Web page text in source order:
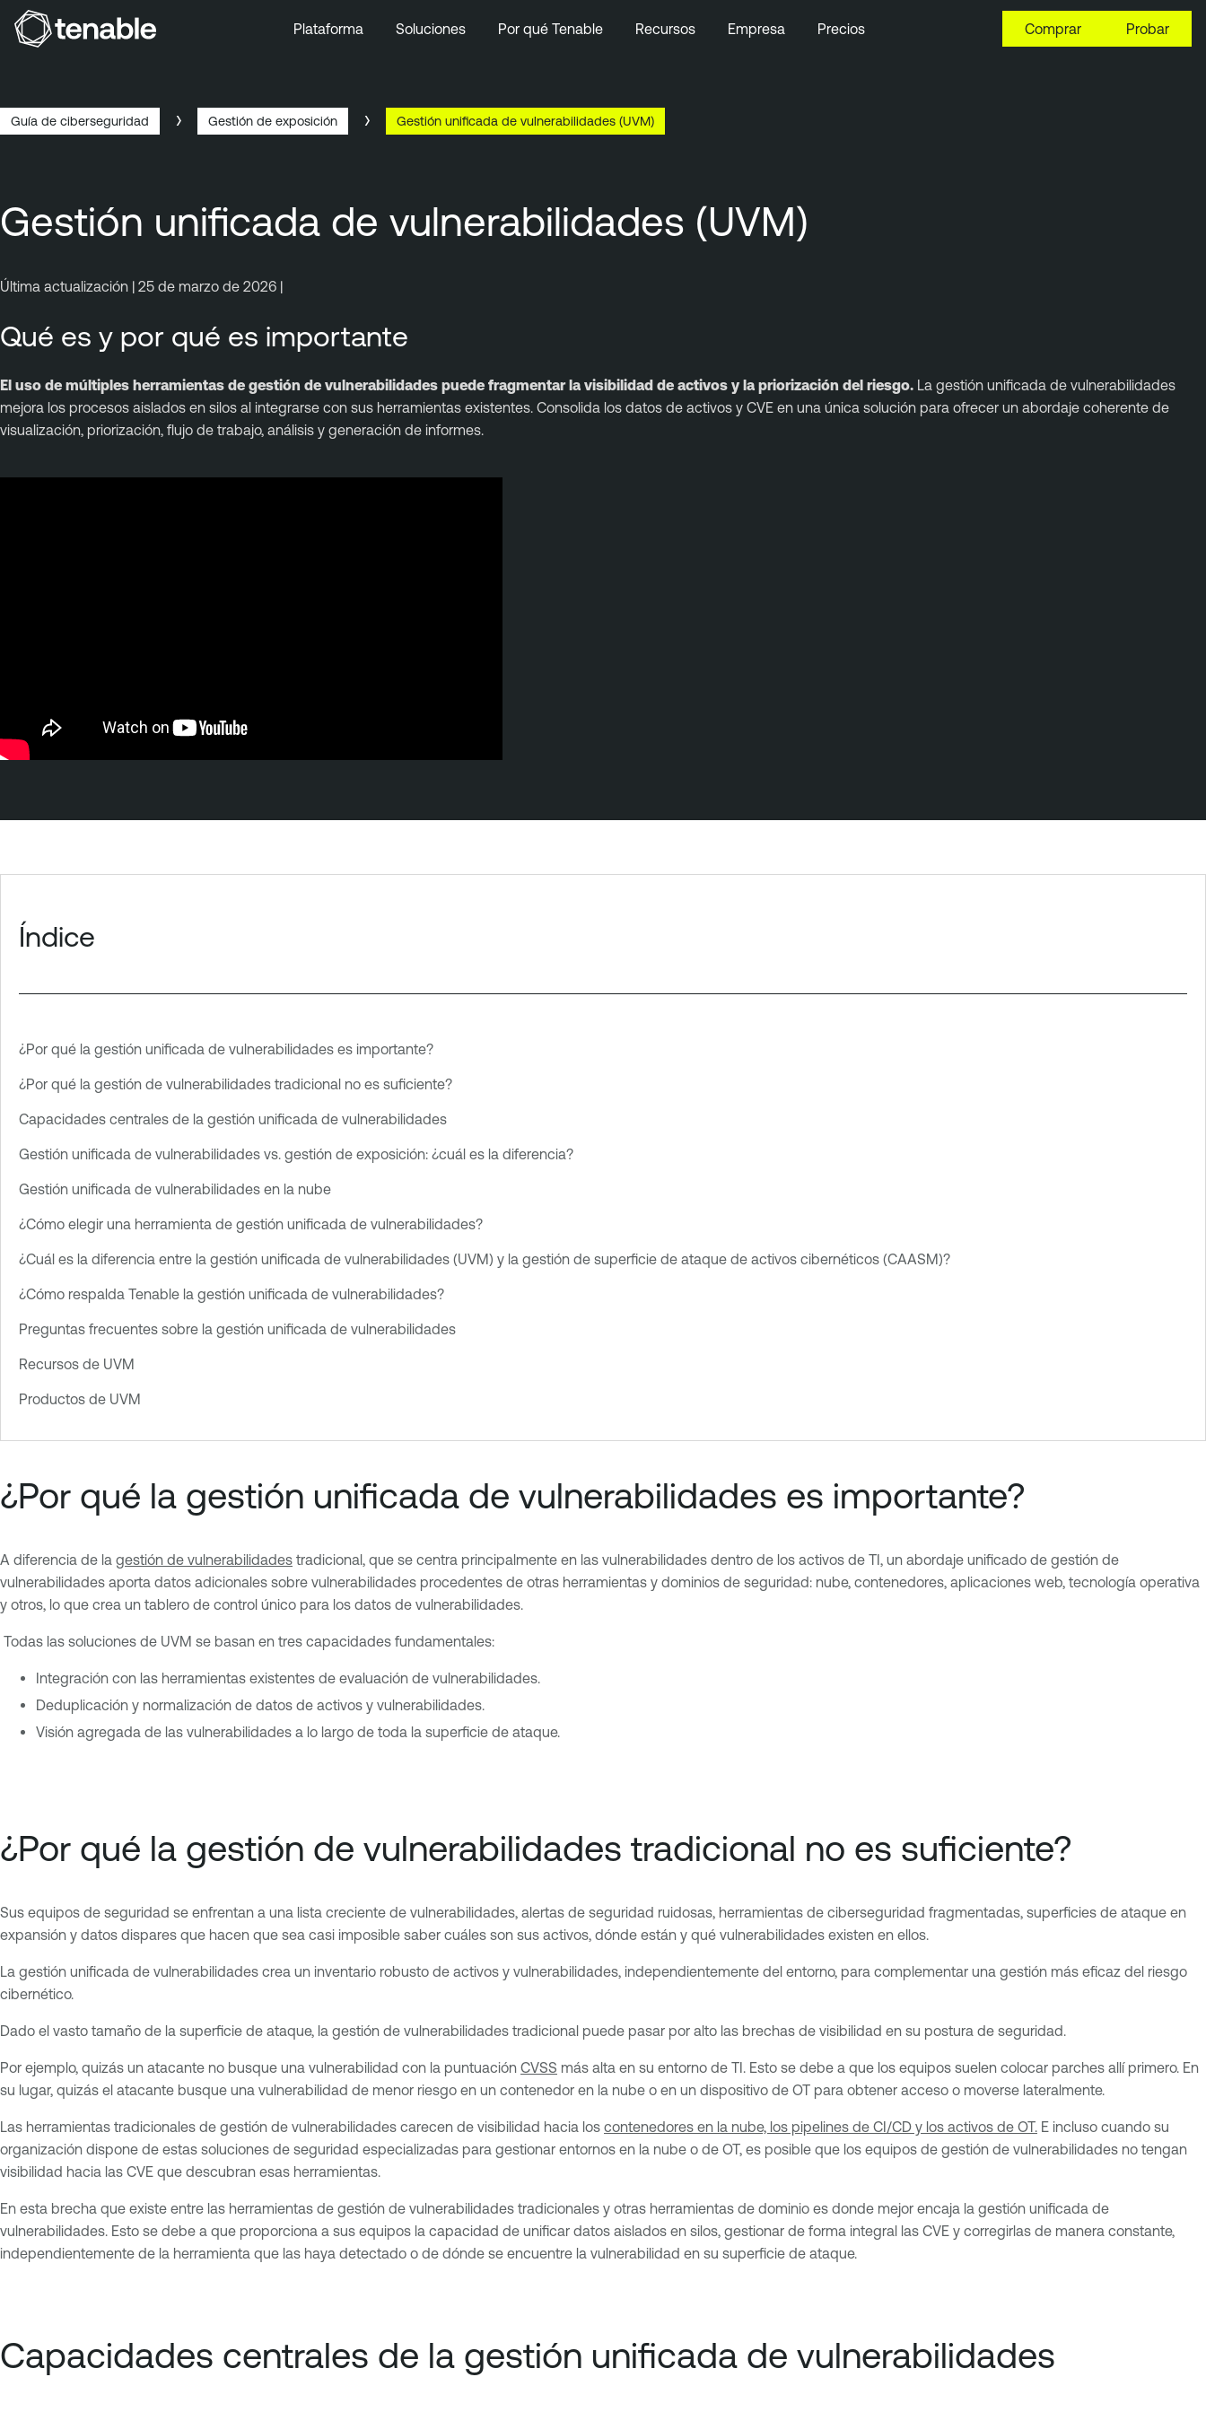
Ir al pie de página
Plataforma Soluciones Por qué Tenable Recursos Empresa Precios Comprar Probar
Guía de ciberseguridad Gestión de exposición Gestión unificada de vulnerabilidades (UVM)
Gestión unificada de vulnerabilidades (UVM)
Última actualización | 25 de marzo de 2026 |
Qué es y por qué es importante
El uso de múltiples herramientas de gestión de vulnerabilidades puede fragmentar la visibilidad de activos y la priorización del riesgo. La gestión unificada de vulnerabilidades
mejora los procesos aislados en silos al integrarse con sus herramientas existentes. Consolida los datos de activos y CVE en una única solución para ofrecer un abordaje coherente de
visualización, priorización, flujo de trabajo, análisis y generación de informes.
Índice
¿Por qué la gestión unificada de vulnerabilidades es importante?
¿Por qué la gestión de vulnerabilidades tradicional no es suficiente?
Capacidades centrales de la gestión unificada de vulnerabilidades
Gestión unificada de vulnerabilidades vs. gestión de exposición: ¿cuál es la diferencia?
Gestión unificada de vulnerabilidades en la nube
¿Cómo elegir una herramienta de gestión unificada de vulnerabilidades?
¿Cuál es la diferencia entre la gestión unificada de vulnerabilidades (UVM) y la gestión de superficie de ataque de activos cibernéticos (CAASM)?
¿Cómo respalda Tenable la gestión unificada de vulnerabilidades?
Preguntas frecuentes sobre la gestión unificada de vulnerabilidades
Recursos de UVM
Productos de UVM
¿Por qué la gestión unificada de vulnerabilidades es importante?
A diferencia de la gestión de vulnerabilidades tradicional, que se centra principalmente en las vulnerabilidades dentro de los activos de TI, un abordaje unificado de gestión de
vulnerabilidades aporta datos adicionales sobre vulnerabilidades procedentes de otras herramientas y dominios de seguridad: nube, contenedores, aplicaciones web, tecnología operativa
y otros, lo que crea un tablero de control único para los datos de vulnerabilidades.
Todas las soluciones de UVM se basan en tres capacidades fundamentales:
Integración con las herramientas existentes de evaluación de vulnerabilidades.
Deduplicación y normalización de datos de activos y vulnerabilidades.
Visión agregada de las vulnerabilidades a lo largo de toda la superficie de ataque.
¿Por qué la gestión de vulnerabilidades tradicional no es suficiente?
Sus equipos de seguridad se enfrentan a una lista creciente de vulnerabilidades, alertas de seguridad ruidosas, herramientas de ciberseguridad fragmentadas, superficies de ataque en
expansión y datos dispares que hacen que sea casi imposible saber cuáles son sus activos, dónde están y qué vulnerabilidades existen en ellos.
La gestión unificada de vulnerabilidades crea un inventario robusto de activos y vulnerabilidades, independientemente del entorno, para complementar una gestión más eficaz del riesgo
cibernético.
Dado el vasto tamaño de la superficie de ataque, la gestión de vulnerabilidades tradicional puede pasar por alto las brechas de visibilidad en su postura de seguridad.
Por ejemplo, quizás un atacante no busque una vulnerabilidad con la puntuación CVSS más alta en su entorno de TI. Esto se debe a que los equipos suelen colocar parches allí primero. En
su lugar, quizás el atacante busque una vulnerabilidad de menor riesgo en un contenedor en la nube o en un dispositivo de OT para obtener acceso o moverse lateralmente.
Las herramientas tradicionales de gestión de vulnerabilidades carecen de visibilidad hacia los contenedores en la nube, los pipelines de CI/CD y los activos de OT. E incluso cuando su
organización dispone de estas soluciones de seguridad especializadas para gestionar entornos en la nube o de OT, es posible que los equipos de gestión de vulnerabilidades no tengan
visibilidad hacia las CVE que descubran esas herramientas.
En esta brecha que existe entre las herramientas de gestión de vulnerabilidades tradicionales y otras herramientas de dominio es donde mejor encaja la gestión unificada de
vulnerabilidades. Esto se debe a que proporciona a sus equipos la capacidad de unificar datos aislados en silos, gestionar de forma integral las CVE y corregirlas de manera constante,
independientemente de la herramienta que las haya detectado o de dónde se encuentre la vulnerabilidad en su superficie de ataque.
Capacidades centrales de la gestión unificada de vulnerabilidades